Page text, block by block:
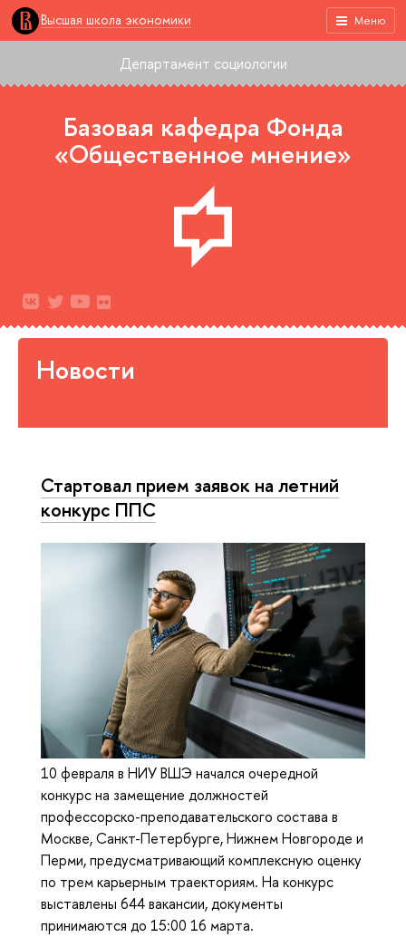
Меню
Высшая школа экономики
Департамент социологии
Базовая кафедра Фонда
«Общественное мнение»
Новости
Стартовал прием заявок на летний
конкурс ППС
10 февраля в НИУ ВШЭ начался очередной
конкурс на замещение должностей
профессорско-преподавательского состава в
Москве, Санкт-Петербурге, Нижнем Новгороде и
Перми, предусматривающий комплексную оценку
по трем карьерным траекториям. На конкурс
выставлены 644 вакансии, документы
принимаются до 15:00 16 марта.